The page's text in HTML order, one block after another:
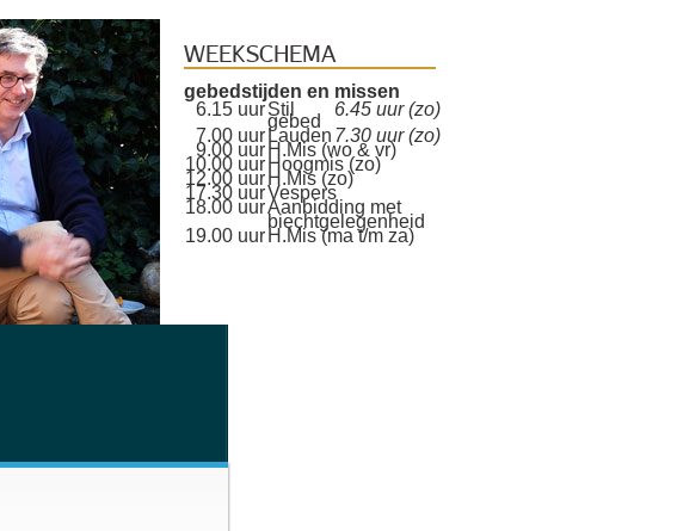
WEEKSCHEMA
gebedstijden en missen
6.15 uurStil
gebed
6.45 uur (zo)
7.00 uurLauden 7.30 uur (zo)
9.00 uur H.Mis (wo & vr)
10.00 uur Hoogmis (zo)
12.00 uur H.Mis (zo)
17.30 uurVespers
18.00 uurAanbidding met
biechtgelegenheid
19.00 uur H.Mis (ma t/m za)